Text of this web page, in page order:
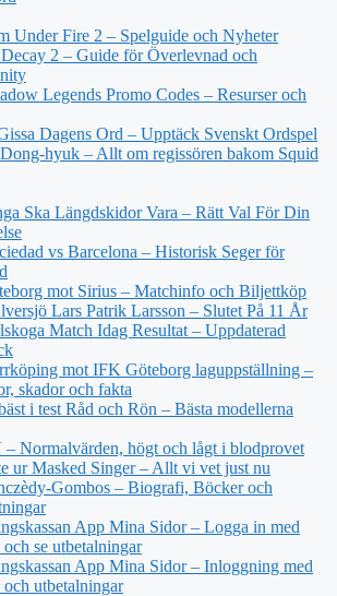
Under Fire 2 – Spelguide och Nyheter
2 – Guide för Överlevnad och
Legends Promo Codes – Resurser och
Dagens Ord – Upptäck Svenskt Ordspel
hyuk – Allt om regissören bakom Squid
Ska Längdskidor Vara – Rätt Val För Din
vs Barcelona – Historisk Seger för
mot Sirius – Matchinfo och Biljettköp
Lars Patrik Larsson – Slutet På 11 År
Match Idag Resultat – Uppdaterad
mot IFK Göteborg laguppställning –
skador och fakta
i test Råd och Rön – Bästa modellerna
Normalvärden, högt och lågt i blodprovet
ur Masked Singer – Allt vi vet just nu
Gombos – Biografi, Böcker och
App Mina Sidor – Logga in med
se utbetalningar
App Mina Sidor – Inloggning med
utbetalningar